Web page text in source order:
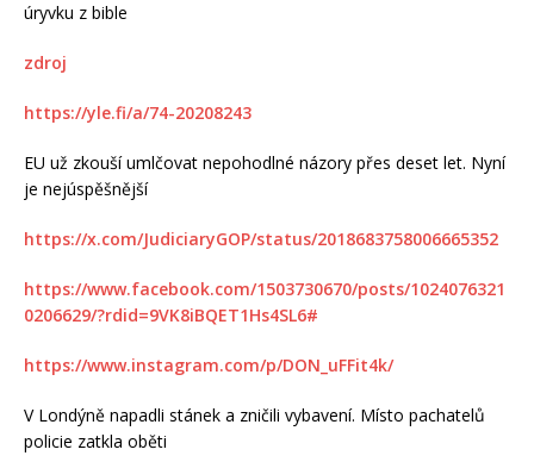
úryvku z bible
zdroj
https://yle.fi/a/74-20208243
EU už zkouší umlčovat nepohodlné názory přes deset let. Nyní
je nejúspěšnější
https://x.com/JudiciaryGOP/status/2018683758006665352
https://www.facebook.com/1503730670/posts/1024076321
0206629/?rdid=9VK8iBQET1Hs4SL6#
https://www.instagram.com/p/DON_uFFit4k/
V Londýně napadli stánek a zničili vybavení. Místo pachatelů
policie zatkla oběti